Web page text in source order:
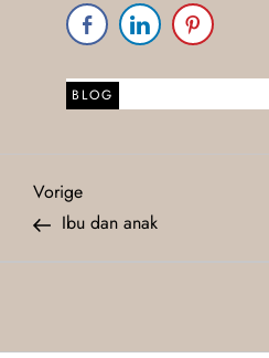
BLOG
Vorige
Ibu dan anak